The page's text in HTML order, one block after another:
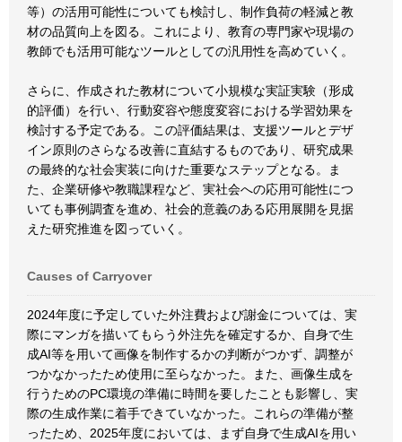
等）の活用可能性についても検討し、制作負荷の軽減と教
材の品質向上を図る。これにより、教育の専門家や現場の
教師でも活用可能なツールとしての汎用性を高めていく。
さらに、作成された教材について小規模な実証実験（形成
的評価）を行い、行動変容や態度変容における学習効果を
検討する予定である。この評価結果は、支援ツールとデザ
イン原則のさらなる改善に直結するものであり、研究成果
の最終的な社会実装に向けた重要なステップとなる。ま
た、企業研修や教職課程など、実社会への応用可能性につ
いても事例調査を進め、社会的意義のある応用展開を見据
えた研究推進を図っていく。
Causes of Carryover
2024年度に予定していた外注費および謝金については、実
際にマンガを描いてもらう外注先を確定するか、自身で生
成AI等を用いて画像を制作するかの判断がつかず、調整が
つかなかったため使用に至らなかった。また、画像生成を
行うためのPC環境の準備に時間を要したことも影響し、実
際の生成作業に着手できていなかった。これらの準備が整
ったため、2025年度においては、まず自身で生成AIを用い